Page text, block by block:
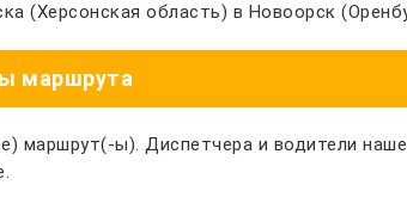
(Херсонская область) в Новоорск
маршрута
маршрут(-ы). Диспетчера и водители